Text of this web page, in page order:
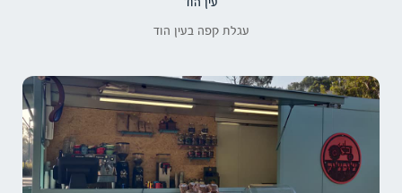
עגלת קפה בעין הוד